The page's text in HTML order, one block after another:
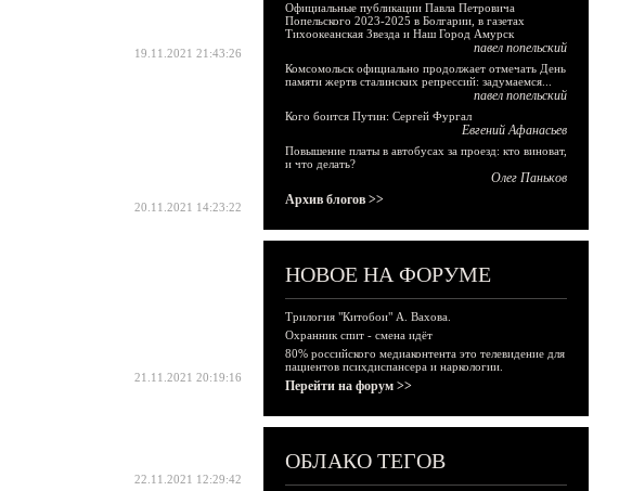
19.11.2021 21:43:26
20.11.2021 14:23:22
21.11.2021 20:19:16
22.11.2021 12:29:42
Официальные публикации Павла Петровича
Попельского 2023-2025 в Болгарии, в газетах
Тихоокеанская Звезда и Наш Город Амурск
павел попельский
Комсомольск официально продолжает отмечать День
памяти жертв сталинских репрессий: задумаемся...
павел попельский
Кого боится Путин: Сергей Фургал
Евгений Афанасьев
Повышение платы в автобусах за проезд: кто виноват,
и что делать?
Олег Паньков
Архив блогов >>
НОВОЕ НА ФОРУМЕ
Трилогия "Китобои" А. Вахова.
Охранник спит - смена идёт
80% российского медиаконтента это телевидение для
пациентов психдиспансера и наркологии.
Перейти на форум >>
ОБЛАКО ТЕГОВ